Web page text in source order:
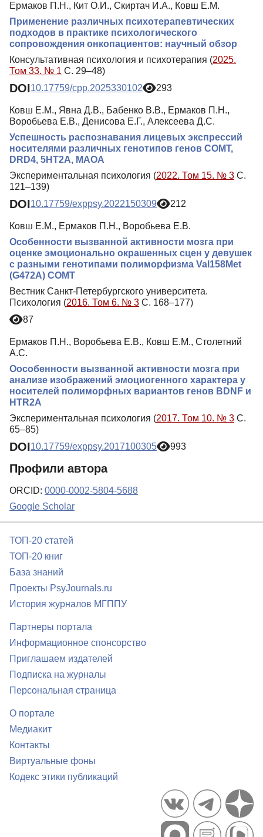
Ермаков П.Н., Кит О.И., Скиртач И.А., Ковш Е.М.
Применение различных психотерапевтических
подходов в практике психологического
сопровождения онкопациентов: научный обзор
Консультативная психология и психотерапия (2025.
Том 33. № 1 С. 29–48)
DOI10.17759/cpp.2025330102 293
Ковш Е.М., Явна Д.В., Бабенко В.В., Ермаков П.Н.,
Воробьева Е.В., Денисова Е.Г., Алексеева Д.С.
Успешность распознавания лицевых экспрессий
носителями различных генотипов генов COMT,
DRD4, 5HT2A, MAOA
Экспериментальная психология (2022. Том 15. № 3 С.
121–139)
DOI10.17759/exppsy.2022150309 212
Ковш Е.М., Ермаков П.Н., Воробьева Е.В.
Особенности вызванной активности мозга при
оценке эмоционально окрашенных сцен у девушек
с разными генотипами полиморфизма Val158Met
(G472A) COMT
Вестник Санкт-Петербургского университета.
Психология (2016. Том 6. № 3 С. 168–177)
87
Ермаков П.Н., Воробьева Е.В., Ковш Е.М., Столетний
А.С.
Оособенности вызванной активности мозга при
анализе изображений эмоциогенного характера у
носителей полиморфных вариантов генов BDNF и
HTR2A
Экспериментальная психология (2017. Том 10. № 3 С.
65–85)
DOI10.17759/exppsy.2017100305 993
Профили автора
ORCID: 0000-0002-5804-5688
Google Scholar
ТОП-20 статей
ТОП-20 книг
База знаний
Проекты PsyJournals.ru
История журналов МГППУ
Партнеры портала
Информационное спонсорство
Приглашаем издателей
Подписка на журналы
Персональная страница
О портале
Медиакит
Контакты
Виртуальные фоны
Кодекс этики публикаций